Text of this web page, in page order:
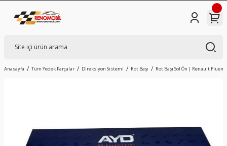
Anasayfa Tüm Yedek Parçalar Direksiyon Sistemi Rot Başı Rot Başı Sol Ön | Renault